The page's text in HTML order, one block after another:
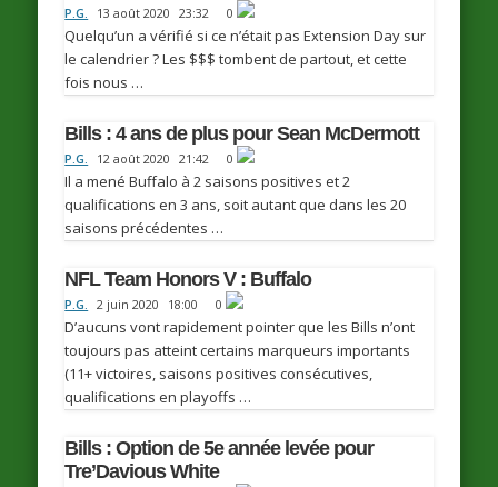
P.G. 13 août 2020 23:32 0
Quelqu’un a vérifié si ce n’était pas Extension Day sur
le calendrier ? Les $$$ tombent de partout, et cette
fois nous …
Bills : 4 ans de plus pour Sean McDermott
P.G. 12 août 2020 21:42 0
Il a mené Buffalo à 2 saisons positives et 2
qualifications en 3 ans, soit autant que dans les 20
saisons précédentes …
NFL Team Honors V : Buffalo
P.G. 2 juin 2020 18:00 0
D’aucuns vont rapidement pointer que les Bills n’ont
toujours pas atteint certains marqueurs importants
(11+ victoires, saisons positives consécutives,
qualifications en playoffs …
Bills : Option de 5e année levée pour
Tre’Davious White